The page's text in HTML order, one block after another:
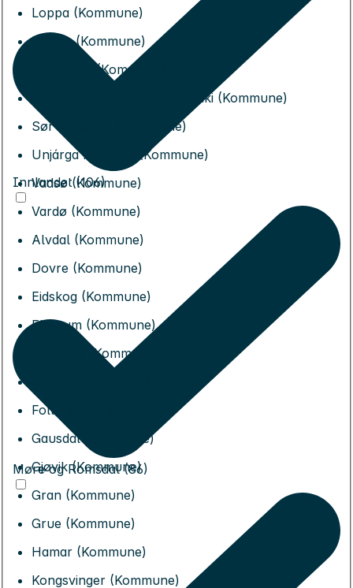
Loppa (Kommune)
Måsøy (Kommune)
Nordkapp (Kommune)
Porsanger Porsángu Porsanki (Kommune)
Sør-Varanger (Kommune)
Unjárga Nesseby (Kommune)
Vadsø (Kommune)
Vardø (Kommune)
Alvdal (Kommune)
Dovre (Kommune)
Eidskog (Kommune)
Elverum (Kommune)
Engerdal (Kommune)
Folldal (Kommune)
Gausdal (Kommune)
Gjøvik (Kommune)
Gran (Kommune)
Grue (Kommune)
Hamar (Kommune)
Kongsvinger (Kommune)
Innlandet (106)
Møre og Romsdal (86)